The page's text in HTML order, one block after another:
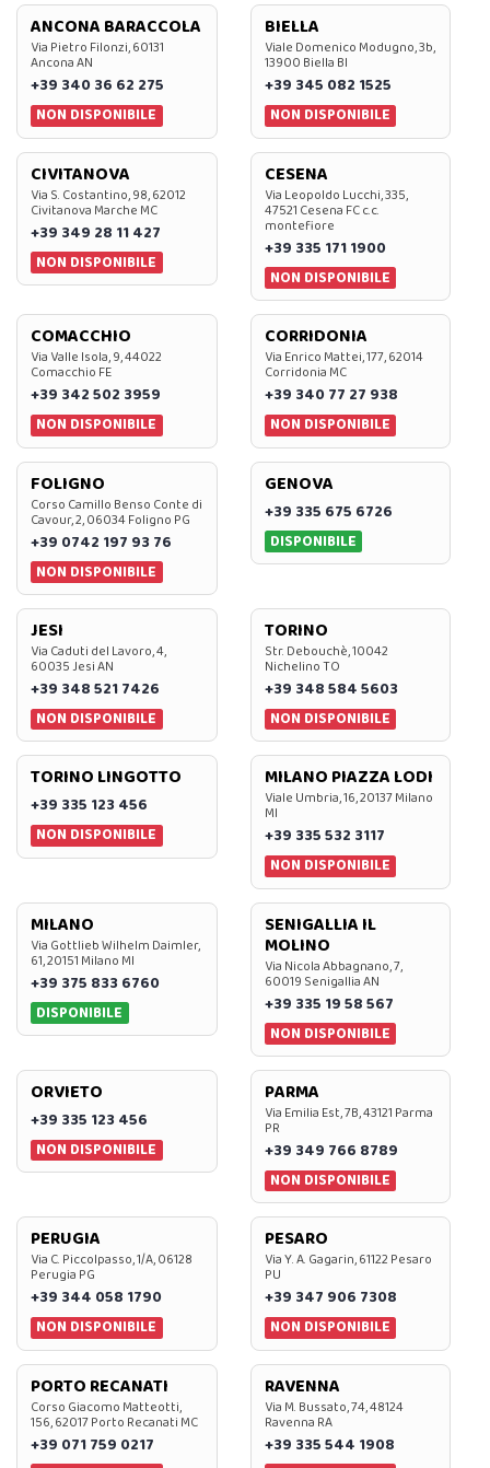
ANCONA BARACCOLA
Via Pietro Filonzi, 60131
Ancona AN
+39 340 36 62 275
NON DISPONIBILE
BIELLA
Viale Domenico Modugno, 3b,
13900 Biella BI
+39 345 082 1525
NON DISPONIBILE
CIVITANOVA
Via S. Costantino, 98, 62012
Civitanova Marche MC
+39 349 28 11 427
NON DISPONIBILE
CESENA
Via Leopoldo Lucchi, 335,
47521 Cesena FC c.c.
montefiore
+39 335 171 1900
NON DISPONIBILE
COMACCHIO
Via Valle Isola, 9, 44022
Comacchio FE
+39 342 502 3959
NON DISPONIBILE
CORRIDONIA
Via Enrico Mattei, 177, 62014
Corridonia MC
+39 340 77 27 938
NON DISPONIBILE
FOLIGNO
Corso Camillo Benso Conte di
Cavour, 2, 06034 Foligno PG
+39 0742 197 93 76
NON DISPONIBILE
GENOVA
+39 335 675 6726
DISPONIBILE
JESI
Via Caduti del Lavoro, 4,
60035 Jesi AN
+39 348 521 7426
NON DISPONIBILE
TORINO
Str. Debouchè, 10042
Nichelino TO
+39 348 584 5603
NON DISPONIBILE
TORINO LINGOTTO
+39 335 123 456
NON DISPONIBILE
MILANO PIAZZA LODI
Viale Umbria, 16, 20137 Milano
MI
+39 335 532 3117
NON DISPONIBILE
MILANO
Via Gottlieb Wilhelm Daimler,
61, 20151 Milano MI
+39 375 833 6760
DISPONIBILE
SENIGALLIA IL
MOLINO
Via Nicola Abbagnano, 7,
60019 Senigallia AN
+39 335 19 58 567
NON DISPONIBILE
ORVIETO
+39 335 123 456
NON DISPONIBILE
PARMA
Via Emilia Est, 7B, 43121 Parma
PR
+39 349 766 8789
NON DISPONIBILE
PERUGIA
Via C. Piccolpasso, 1/A, 06128
Perugia PG
+39 344 058 1790
NON DISPONIBILE
PESARO
Via Y. A. Gagarin, 61122 Pesaro
PU
+39 347 906 7308
NON DISPONIBILE
PORTO RECANATI
Corso Giacomo Matteotti,
156, 62017 Porto Recanati MC
+39 071 759 0217
RAVENNA
Via M. Bussato, 74, 48124
Ravenna RA
+39 335 544 1908